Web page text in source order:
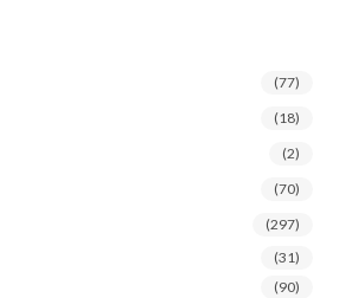
(77)
(18)
(2)
(70)
(297)
(31)
(90)